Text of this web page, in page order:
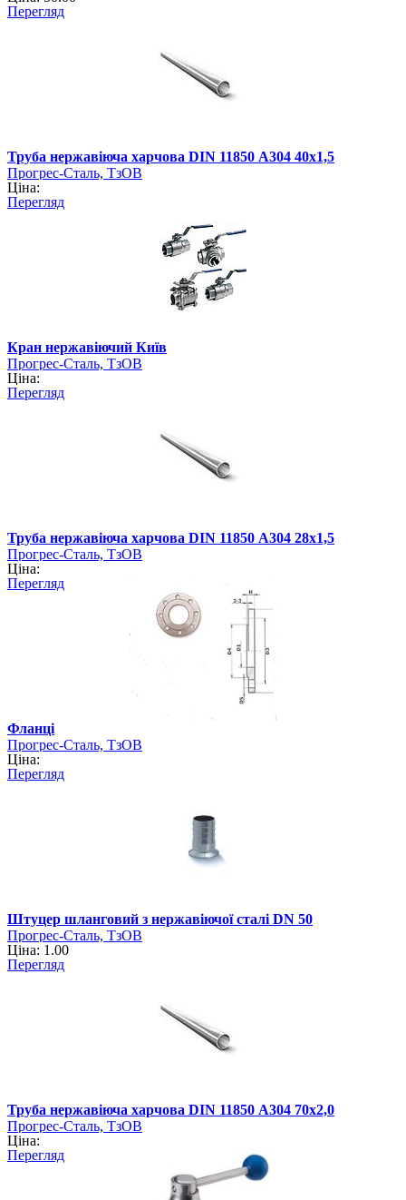
Перегляд
Труба нержавіюча харчова DIN 11850 А304 40х1,5
Прогрес-Сталь, ТзОВ
Ціна:
Перегляд
Кран нержавіючий Київ
Прогрес-Сталь, ТзОВ
Ціна:
Перегляд
Труба нержавіюча харчова DIN 11850 А304 28х1,5
Прогрес-Сталь, ТзОВ
Ціна:
Перегляд
Фланці
Прогрес-Сталь, ТзОВ
Ціна:
Перегляд
Штуцер шланговий з нержавіючої сталі DN 50
Прогрес-Сталь, ТзОВ
Ціна: 1.00
Перегляд
Труба нержавіюча харчова DIN 11850 А304 70х2,0
Прогрес-Сталь, ТзОВ
Ціна:
Перегляд